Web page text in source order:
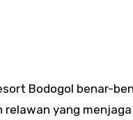
Bodogol benar-
yang menjaga